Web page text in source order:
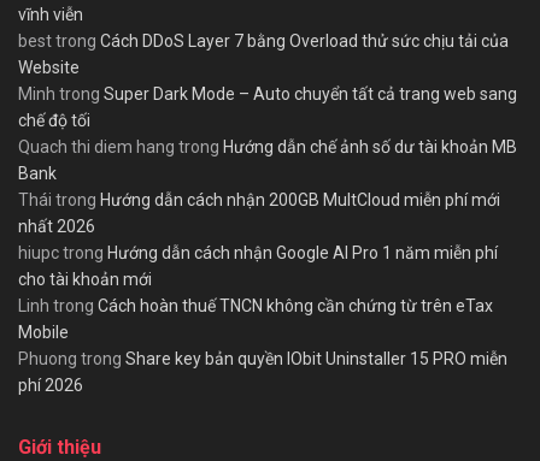
vĩnh viễn
besttrong Cách DDoS Layer 7 bằng Overload thử sức chịu tải của
Website
Minh trong Super Dark Mode – Auto chuyển tất cả trang web sang
chế độ tối
Quach thi diem hang trong Hướng dẫn chế ảnh số dư tài khoản MB
Bank
Thái trong Hướng dẫn cách nhận 200GB MultCloud miễn phí mới
nhất 2026
hiupctrong Hướng dẫn cách nhận Google AI Pro 1 năm miễn phí
cho tài khoản mới
Linh trong Cách hoàn thuế TNCN không cần chứng từ trên eTax
Mobile
Phuong trong Share key bản quyền IObit Uninstaller 15 PRO miễn
phí 2026
Giới thiệu